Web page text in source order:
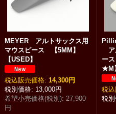
MEYER アルトサックス用
マウスピース 【5MM】
【USED】
13,000円
税込 : 14,300円
希望小売価格(税別): 27,900
円
ア
ー
★M
税込